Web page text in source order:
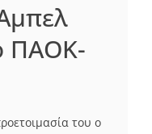
ΠΑΟΚ-
του ο